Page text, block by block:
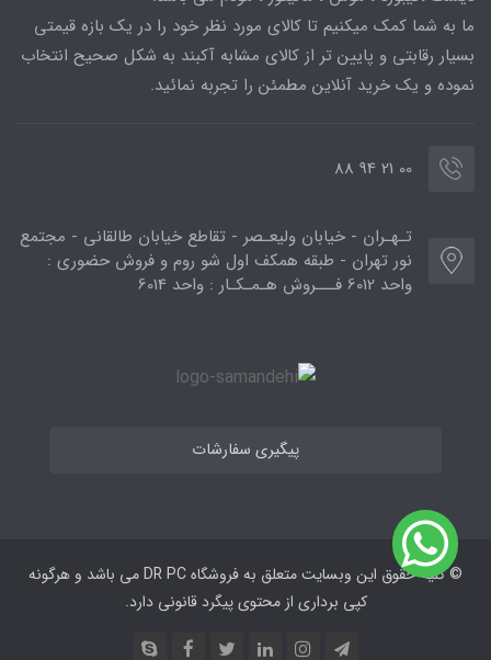
ما به شما کمک میکنیم تا کالای مورد نظر خود را در یک بازه قیمتی
بسیار رقابتی و پایین تر از کالای مشابه آکبند به شکل صحیح انتخاب
نموده و یک خرید آنلاین مطمئن را تجربه نمائید.
00 21 94 88
تـهـران - خیابان ولیعـصر - تقاطع خیابان طالقانی - مجتمع
نور تهران - طبقه همکف اول شو روم و فروش حضوری :
واحد 6012 فـــروش هـمـکـار : واحد 6014
پیگیری سفارشات
© کلیه حقوق این وبسایت متعلق به فروشگاه DR PC می ‌باشد و هرگونه
کپی برداری از محتوی پیگرد قانونی دارد.